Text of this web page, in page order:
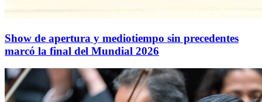
Show de apertura y mediotiempo sin precedentes
marcó la final del Mundial 2026